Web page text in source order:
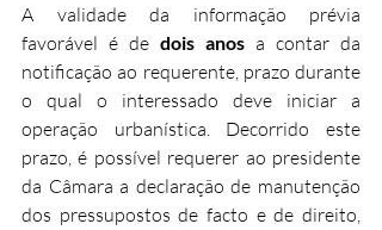
A validade da informação prévia
favorável é de dois anos a contar da
notificação ao requerente, prazo durante
o qual o interessado deve iniciar a
operação urbanística. Decorrido este
prazo, é possível requerer ao presidente
da Câmara a declaração de manutenção
dos pressupostos de facto e de direito,